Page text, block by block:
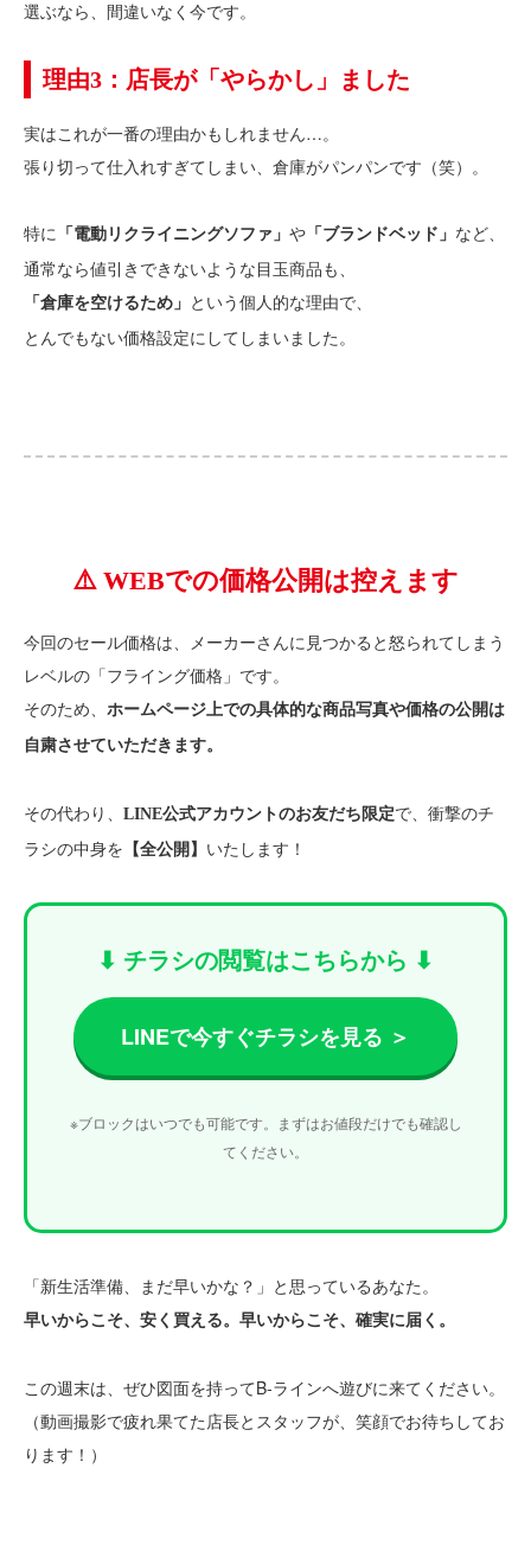
選ぶなら、間違いなく今です。
理由3：店長が「やらかし」ました
実はこれが一番の理由かもしれません…。
張り切って仕入れすぎてしまい、倉庫がパンパンです（笑）。
特に 「電動リクライニングソファ」 や 「ブランドベッド」 など、
通常なら値引きできないような目玉商品も、
「倉庫を空けるため」 という個人的な理由で、
とんでもない価格設定にしてしまいました。
⚠️ WEBでの価格公開は控えます
今回のセール価格は、メーカーさんに見つかると怒られてしまう
レベルの「フライング価格」です。
そのため、
ホームページ上での具体的な商品写真や価格の公開は
自粛させていただきます。
その代わり、 LINE公式アカウントのお友だち限定で、衝撃のチ
ラシの中身を 【全公開】 いたします！
⬇︎ チラシの閲覧はこちらから ⬇︎
LINEで今すぐチラシを見る ＞
※ブロックはいつでも可能です。まずはお値段だけでも確認し
てください。
「新生活準備、まだ早いかな？」と思っているあなた。
早いからこそ、安く買える。早いからこそ、確実に届く。
この週末は、ぜひ図面を持ってB-ラインへ遊びに来てください。
（動画撮影で疲れ果てた店長とスタッフが、笑顔でお待ちしてお
ります！）